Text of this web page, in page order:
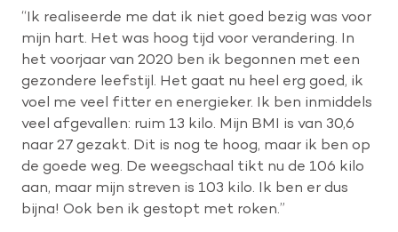
“Ik realiseerde me dat ik niet goed bezig was voor
mijn hart. Het was hoog tijd voor verandering. In
het voorjaar van 2020 ben ik begonnen met een
gezondere leefstijl. Het gaat nu heel erg goed, ik
voel me veel fitter en energieker. Ik ben inmiddels
veel afgevallen: ruim 13 kilo. Mijn BMI is van 30,6
naar 27 gezakt. Dit is nog te hoog, maar ik ben op
de goede weg. De weegschaal tikt nu de 106 kilo
aan, maar mijn streven is 103 kilo. Ik ben er dus
bijna! Ook ben ik gestopt met roken.”